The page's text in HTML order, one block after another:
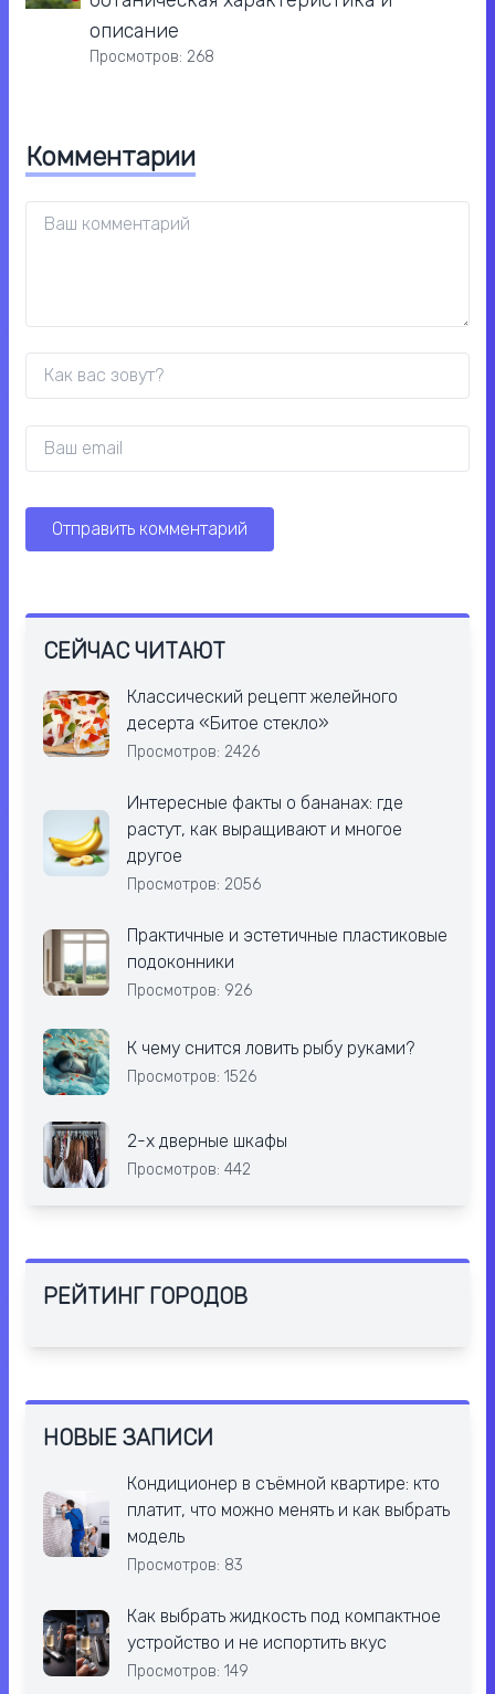
описание
Просмотров: 268
Комментарии
СЕЙЧАС ЧИТАЮТ
Классический рецепт желейного
десерта «Битое стекло»
Просмотров: 2426
Интересные факты о бананах: где
растут, как выращивают и многое
другое
Просмотров: 2056
Практичные и эстетичные пластиковые
подоконники
Просмотров: 926
К чему снится ловить рыбу руками?
Просмотров: 1526
2-х дверные шкафы
Просмотров: 442
РЕЙТИНГ ГОРОДОВ
НОВЫЕ ЗАПИСИ
Кондиционер в съёмной квартире: кто
платит, что можно менять и как выбрать
модель
Просмотров: 83
Как выбрать жидкость под компактное
устройство и не испортить вкус
Просмотров: 149